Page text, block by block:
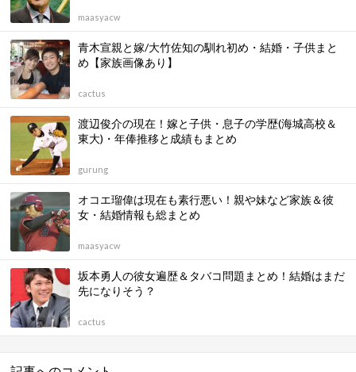
maasyacw
青木宣親と嫁/大竹佐知の馴れ初め・結婚・子供まと
め【家族画像あり】
cactus
渡辺俊介の現在！嫁と子供・息子の学歴(海城高校＆
東大)・年俸推移と成績もまとめ
gurung
オコエ瑠偉は現在も素行悪い！親や妹など家族＆彼
女・結婚情報も総まとめ
maasyacw
坂本勇人の彼女遍歴＆タバコ問題まとめ！結婚はまだ
先になりそう？
cactus